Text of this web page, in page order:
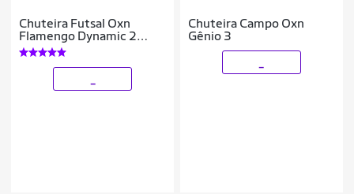
Chuteira Futsal Oxn
Flamengo Dynamic 2
Adulto - Coralptobco
Chuteira Campo Oxn
Gênio 3